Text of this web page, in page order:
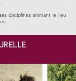
disciplines animant le lieu